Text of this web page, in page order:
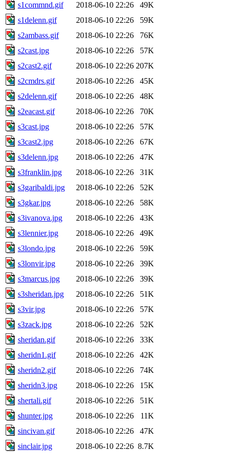
s1commnd.gif 2018-06-10 22:26
49K
s1delenn.gif
2018-06-10 22:26
59K
s2ambass.gif
2018-06-10 22:26
76K
s2cast.jpg
2018-06-10 22:26
57K
s2cast2.gif
2018-06-10 22:26 207K
s2cmdrs.gif
2018-06-10 22:26
45K
s2delenn.gif
2018-06-10 22:26
48K
s2eacast.gif
2018-06-10 22:26
70K
s3cast.jpg
2018-06-10 22:26
57K
s3cast2.jpg
2018-06-10 22:26
67K
s3delenn.jpg
2018-06-10 22:26
47K
s3franklin.jpg
2018-06-10 22:26
31K
s3garibaldi.jpg
2018-06-10 22:26
52K
s3gkar.jpg
2018-06-10 22:26
58K
s3ivanova.jpg
2018-06-10 22:26
43K
s3lennier.jpg
2018-06-10 22:26
49K
s3londo.jpg
2018-06-10 22:26
59K
s3lonvir.jpg
2018-06-10 22:26
39K
s3marcus.jpg
2018-06-10 22:26
39K
s3sheridan.jpg
2018-06-10 22:26
51K
s3vir.jpg
2018-06-10 22:26
57K
s3zack.jpg
2018-06-10 22:26
52K
sheridan.gif
2018-06-10 22:26
33K
sheridn1.gif
2018-06-10 22:26
42K
sheridn2.gif
2018-06-10 22:26
74K
sheridn3.jpg
2018-06-10 22:26
15K
shertali.gif
2018-06-10 22:26
51K
shunter.jpg
2018-06-10 22:26
11K
sincivan.gif
2018-06-10 22:26
47K
sinclair.jpg
2018-06-10 22:26 8.7K